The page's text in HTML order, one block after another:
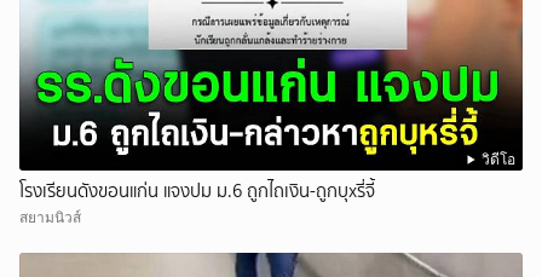
วิดีโอ
โรงเรียนดังขอนแก่น แจงปม ม.6 ถูกไถเงิน-ถูกบุxรี่จี้
สยามนิวส์